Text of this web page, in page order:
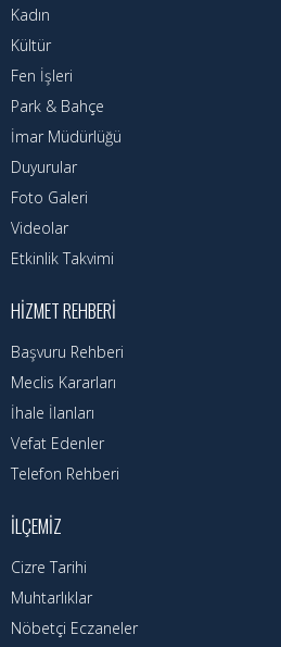
İlçemiz
Cizre Tarihi
Muhtarlıklar
Nöbetçi Eczaneler
Turizm Rehberi
Hava Durumu
Kadın Politikalar
Kadın
Kadın
Kültür
Fen İşleri
Park & Bahçe
İmar Müdürlüğü
Duyurular
Foto Galeri
Videolar
Etkinlik Takvimi
HIZMET REHBERI
Başvuru Rehberi
Meclis Kararları
İhale İlanları
Vefat Edenler
Telefon Rehberi
İLÇEMIZ
Cizre Tarihi
Muhtarlıklar
Nöbetçi Eczaneler